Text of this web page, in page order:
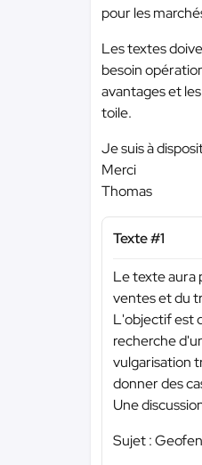
pour les
Les textes
besoin
avantages et
toile.
Je suis à
Merci
Thomas
Texte #1
Le texte aura
ventes et du
L'objectif est
recherche
vulgarisation
donner des
Une
Sujet :